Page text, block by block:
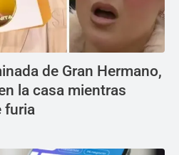
de Gran Hermano,
la casa mientras
furia